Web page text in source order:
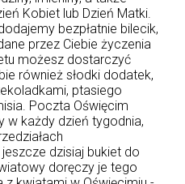
Kobiet lub Dzień Matki.
bezpłatnie bilecik,
przez Ciebie życzenia
możesz dostarczyć
również słodki dodatek,
ptasiego
Poczta Oświęcim
w każdy dzień tygodnia,
dzisiaj bukiet do
doręczy je tego